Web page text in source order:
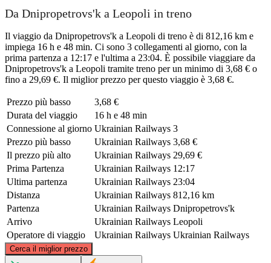
Da Dnipropetrovs'k a Leopoli in treno
Il viaggio da Dnipropetrovs'k a Leopoli di treno è di 812,16 km e
impiega 16 h e 48 min. Ci sono 3 collegamenti al giorno, con la
prima partenza a 12:17 e l'ultima a 23:04. È possibile viaggiare da
Dnipropetrovs'k a Leopoli tramite treno per un minimo di 3,68 € o
fino a 29,69 €. Il miglior prezzo per questo viaggio è 3,68 €.
Prezzo più basso
3,68 €
Durata del viaggio
16 h e 48 min
Connessione al giorno Ukrainian Railways 3
Prezzo più basso
Ukrainian Railways 3,68 €
Il prezzo più alto
Ukrainian Railways 29,69 €
Prima Partenza
Ukrainian Railways 12:17
Ultima partenza
Ukrainian Railways 23:04
Distanza
Ukrainian Railways 812,16 km
Partenza
Ukrainian Railways Dnipropetrovs'k
Arrivo
Ukrainian Railways Leopoli
Operatore di viaggio
Ukrainian Railways Ukrainian Railways
Cerca il miglior prezzo
©CARTO, ©OpenStreetMap contributors